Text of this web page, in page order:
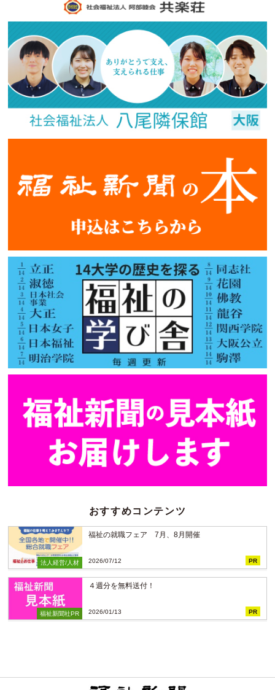
おすすめコンテンツ
法人経営/人材
福祉の就職フェア 7月、8月開催
2026/07/12 PR
福祉新聞社PR
４週分を無料送付！
2026/01/13 PR